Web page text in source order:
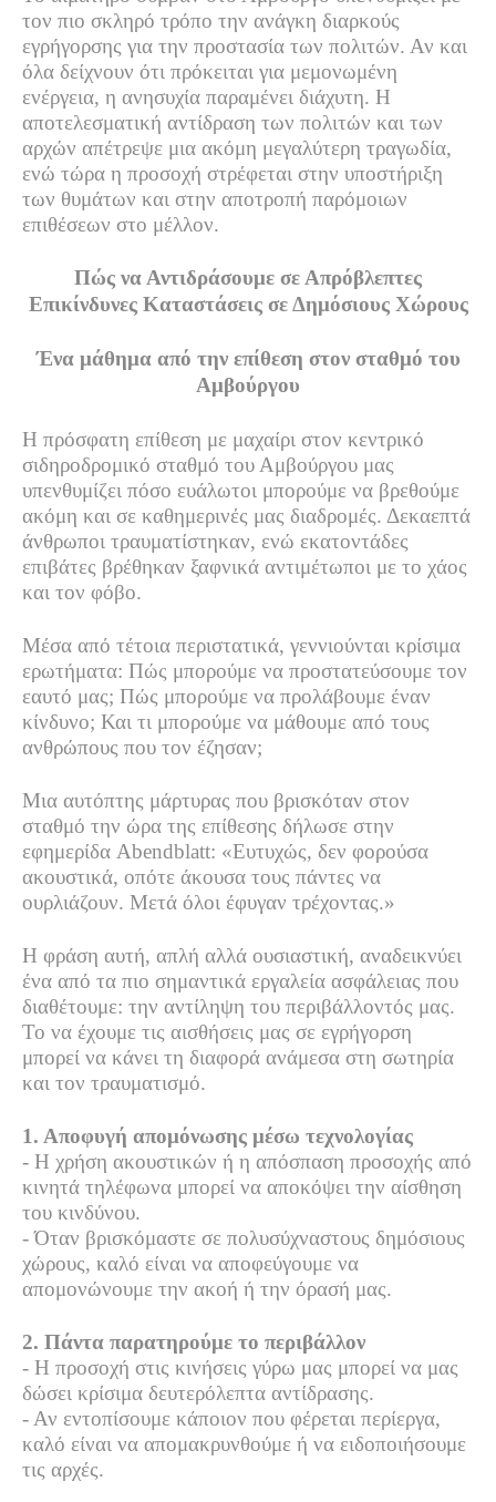
τον πιο σκληρό τρόπο την ανάγκη διαρκούς
εγρήγορσης για την προστασία των πολιτών. Αν και
όλα δείχνουν ότι πρόκειται για μεμονωμένη
ενέργεια, η ανησυχία παραμένει διάχυτη. Η
αποτελεσματική αντίδραση των πολιτών και των
αρχών απέτρεψε μια ακόμη μεγαλύτερη τραγωδία,
ενώ τώρα η προσοχή στρέφεται στην υποστήριξη
των θυμάτων και στην αποτροπή παρόμοιων
επιθέσεων στο μέλλον.
Πώς να Αντιδράσουμε σε Απρόβλεπτες
Επικίνδυνες Καταστάσεις σε Δημόσιους Χώρους
Ένα μάθημα από την επίθεση στον σταθμό του
Αμβούργου
Η πρόσφατη επίθεση με μαχαίρι στον κεντρικό
σιδηροδρομικό σταθμό του Αμβούργου μας
υπενθυμίζει πόσο ευάλωτοι μπορούμε να βρεθούμε
ακόμη και σε καθημερινές μας διαδρομές. Δεκαεπτά
άνθρωποι τραυματίστηκαν, ενώ εκατοντάδες
επιβάτες βρέθηκαν ξαφνικά αντιμέτωποι με το χάος
και τον φόβο.
Μέσα από τέτοια περιστατικά, γεννιούνται κρίσιμα
ερωτήματα: Πώς μπορούμε να προστατεύσουμε τον
εαυτό μας; Πώς μπορούμε να προλάβουμε έναν
κίνδυνο; Και τι μπορούμε να μάθουμε από τους
ανθρώπους που τον έζησαν;
Μια αυτόπτης μάρτυρας που βρισκόταν στον
σταθμό την ώρα της επίθεσης δήλωσε στην
εφημερίδα Abendblatt: «Ευτυχώς, δεν φορούσα
ακουστικά, οπότε άκουσα τους πάντες να
ουρλιάζουν. Μετά όλοι έφυγαν τρέχοντας.»
Η φράση αυτή, απλή αλλά ουσιαστική, αναδεικνύει
ένα από τα πιο σημαντικά εργαλεία ασφάλειας που
διαθέτουμε: την αντίληψη του περιβάλλοντός μας.
Το να έχουμε τις αισθήσεις μας σε εγρήγορση
μπορεί να κάνει τη διαφορά ανάμεσα στη σωτηρία
και τον τραυματισμό.
1. Αποφυγή απομόνωσης μέσω τεχνολογίας
- Η χρήση ακουστικών ή η απόσπαση προσοχής από
κινητά τηλέφωνα μπορεί να αποκόψει την αίσθηση
του κινδύνου.
- Όταν βρισκόμαστε σε πολυσύχναστους δημόσιους
χώρους, καλό είναι να αποφεύγουμε να
απομονώνουμε την ακοή ή την όρασή μας.
2. Πάντα παρατηρούμε το περιβάλλον
- Η προσοχή στις κινήσεις γύρω μας μπορεί να μας
δώσει κρίσιμα δευτερόλεπτα αντίδρασης.
- Αν εντοπίσουμε κάποιον που φέρεται περίεργα,
καλό είναι να απομακρυνθούμε ή να ειδοποιήσουμε
τις αρχές.